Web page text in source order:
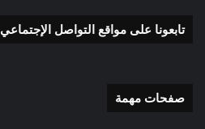
تابعونا على مواقع التواصل الإجتماعي
صفحات مهمة